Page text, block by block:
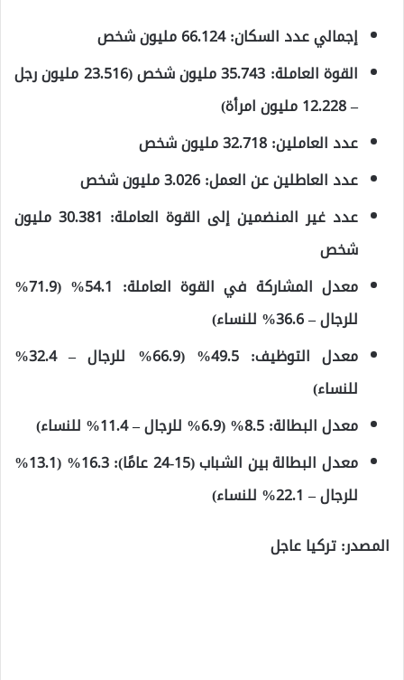
إجمالي عدد السكان: 66.124 مليون شخص
القوة العاملة: 35.743 مليون شخص (23.516 مليون رجل
– 12.228 مليون امرأة)
عدد العاملين: 32.718 مليون شخص
عدد العاطلين عن العمل: 3.026 مليون شخص
عدد غير المنضمين إلى القوة العاملة: 30.381 مليون
شخص
معدل المشاركة في القوة العاملة: 54.1% (71.9%
للرجال – 36.6% للنساء)
معدل التوظيف: 49.5% (66.9% للرجال – 32.4%
للنساء)
معدل البطالة: 8.5% (6.9% للرجال – 11.4% للنساء)
معدل البطالة بين الشباب (15-24 عامًا): 16.3% (13.1%
للرجال – 22.1% للنساء)
المصدر: تركيا عاجل